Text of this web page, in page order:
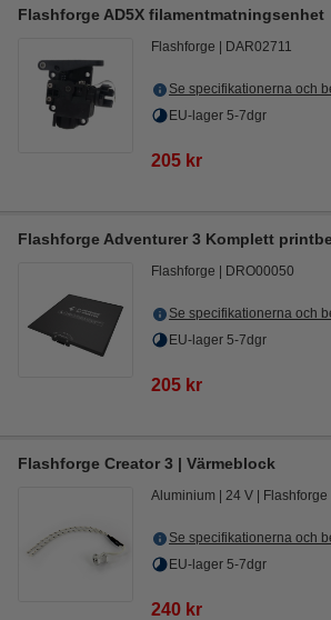
Flashforge AD5X filamentmatningsenhet
Flashforge DAR02711
Se specifikationerna och
EU-lager 5-7dgr
205 kr
Flashforge Adventurer 3 Komplett
Flashforge DRO00050
Se specifikationerna och
EU-lager 5-7dgr
205 kr
Flashforge Creator 3 | Värmeblock
Aluminium 24 V Flashforge
Se specifikationerna och
EU-lager 5-7dgr
240 kr